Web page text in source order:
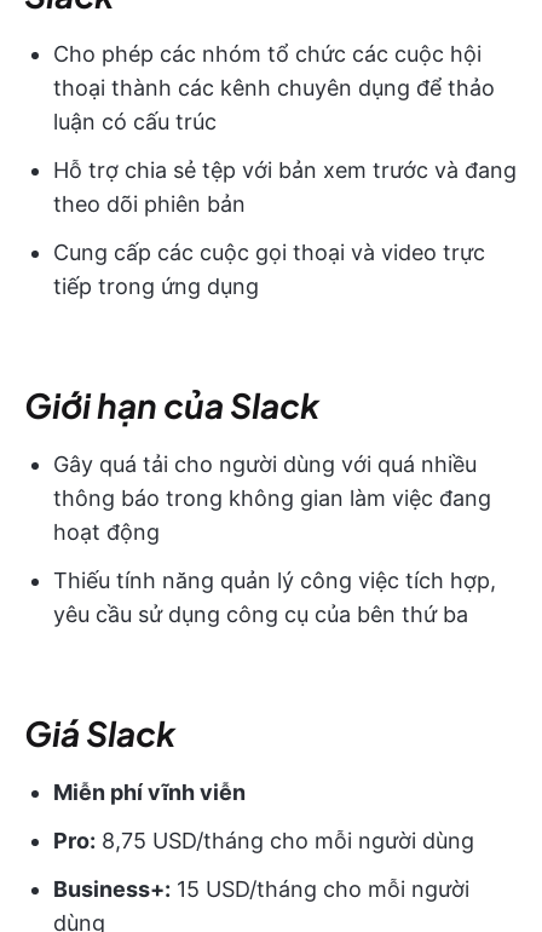
Cho phép các nhóm tổ chức các cuộc hội
thoại thành các kênh chuyên dụng để thảo
luận có cấu trúc
Hỗ trợ chia sẻ tệp với bản xem trước và đang
theo dõi phiên bản
Cung cấp các cuộc gọi thoại và video trực
tiếp trong ứng dụng
Giới hạn của Slack
Gây quá tải cho người dùng với quá nhiều
thông báo trong không gian làm việc đang
hoạt động
Thiếu tính năng quản lý công việc tích hợp,
yêu cầu sử dụng công cụ của bên thứ ba
Giá Slack
Miễn phí vĩnh viễn
Pro: 8,75 USD/tháng cho mỗi người dùng
Business+: 15 USD/tháng cho mỗi người
dùng